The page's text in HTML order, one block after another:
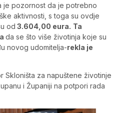
je pozornost da je potrebno
aktivnosti, s toga su ovdje
od 3.604,00 eura. Ta
da se što više životinja koje su
novog udomitelja-rekla je
Skloništa za napuštene životinje
i Županiji na potpori rada